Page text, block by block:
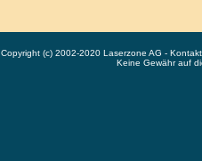
Copyright (c) 2002-2020 Laserzone AG -
Keine Gewähr auf